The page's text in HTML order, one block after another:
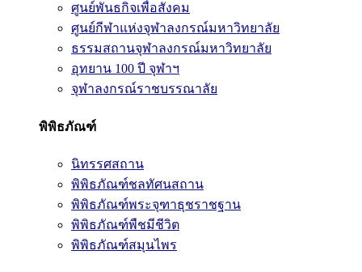
ศูนย์พันธกิจเพื่อสังคม
ศูนย์กีฬาแห่งจุฬาลงกรณ์มหาวิทยาลัย
ธรรมสถานจุฬาลงกรณ์มหาวิทยาลัย
อุทยาน 100 ปี จุฬาฯ
จุฬาลงกรณ์ราชบรรณาลัย
พิพิธภัณฑ์
นิทรรศสถาน
พิพิธภัณฑ์ชลทัศนสถาน
พิพิธภัณฑ์พระจุฑาธุชราชฐาน
พิพิธภัณฑ์พืชมีชีวิต
พิพิธภัณฑ์สมุนไพร